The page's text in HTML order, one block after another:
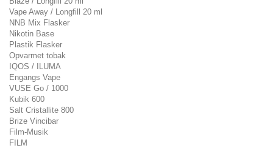
Vape Away / Longfill 20 ml
NNB Mix Flasker
Nikotin Base
Plastik Flasker
Opvarmet tobak
IQOS / ILUMA
Engangs Vape
VUSE Go / 1000
Kubik 600
Salt Cristallite 800
Brize Vincibar
Film-Musik
FILM